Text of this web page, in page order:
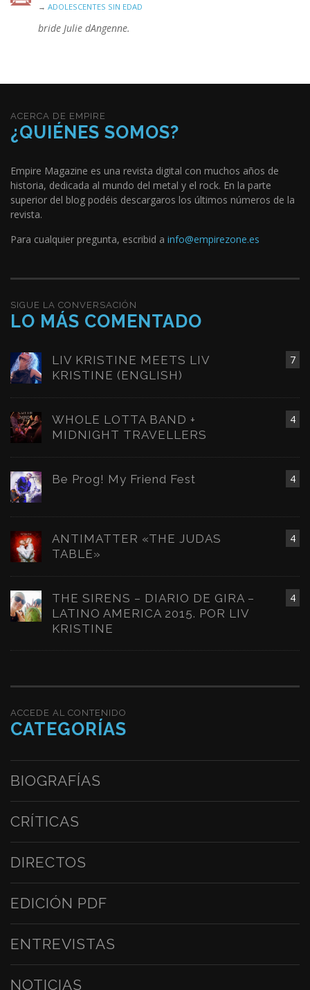
→ ADOLESCENTES SIN EDAD
bride Julie dAngenne.
ACERCA DE EMPIRE
¿QUIÉNES SOMOS?
Empire Magazine es una revista digital con muchos años de
historia, dedicada al mundo del metal y el rock. En la parte
superior del blog podéis descargaros los últimos números de la
revista.
Para cualquier pregunta, escribid a info@empirezone.es
SIGUE LA CONVERSACIÓN
LO MÁS COMENTADO
7
LIV KRISTINE MEETS LIV
KRISTINE (ENGLISH)
4
WHOLE LOTTA BAND +
MIDNIGHT TRAVELLERS
4
Be Prog! My Friend Fest
4
ANTIMATTER «THE JUDAS
TABLE»
4
THE SIRENS – DIARIO DE GIRA –
LATINO AMERICA 2015. POR LIV
KRISTINE
ACCEDE AL CONTENIDO
CATEGORÍAS
BIOGRAFÍAS
CRÍTICAS
DIRECTOS
EDICIÓN PDF
ENTREVISTAS
NOTICIAS